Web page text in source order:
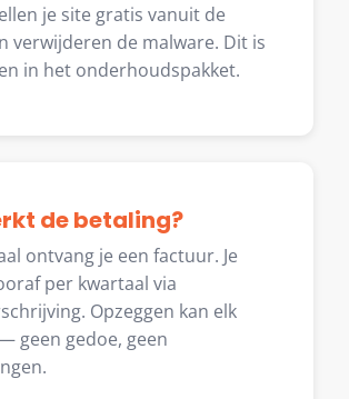
je site gratis vanuit de
verwijderen de malware. Dit is
in het onderhoudspakket.
de betaling?
ontvang je een factuur. Je
per kwartaal via
Opzeggen kan elk
geen gedoe, geen